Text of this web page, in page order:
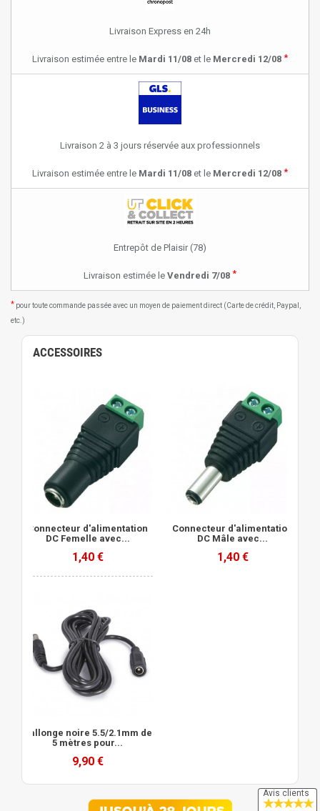
Livraison Express en 24h
Livraison estimée entre le Mardi 11/08 et le Mercredi 12/08 *
Livraison 2 à 3 jours réservée aux professionnels
Livraison estimée entre le Mardi 11/08 et le Mercredi 12/08 *
Entrepôt de Plaisir (78)
Livraison estimée le Vendredi 7/08 *
* pour toute commande passée avec un moyen de paiement direct (Carte de crédit, Paypal,
etc.)
ACCESSOIRES
Connecteur d'alimentation
DC Femelle avec...
1,40 €
Connecteur d'alimentation
DC Mâle avec...
1,40 €
Rallonge noire 5.5/2.1mm de
5 mètres pour...
9,90 €
Avis clients
★★★★★